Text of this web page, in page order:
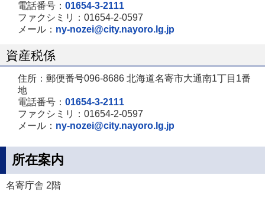
電話番号： 01654-3-2111
ファクシミリ：01654-2-0597
メール： ny-nozei@city.nayoro.lg.jp
資産税係
住所：郵便番号096-8686 北海道名寄市大通南1丁目1番
地
電話番号： 01654-3-2111
ファクシミリ：01654-2-0597
メール： ny-nozei@city.nayoro.lg.jp
所在案内
名寄庁舎 2階